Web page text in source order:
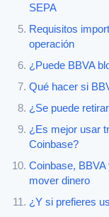
SEPA
Requisitos
operación
¿Puede BBVA
Qué hacer si
¿Se puede
¿Es mejor usar
Coinbase?
Coinbase,
mover dinero
¿Y si prefieres